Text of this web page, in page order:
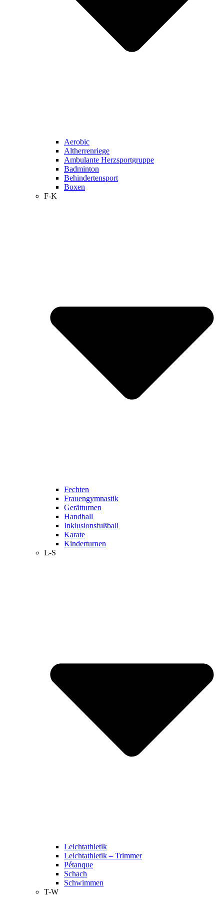
Aerobic
Altherrenriege
Ambulante Herzsportgruppe
Badminton
Behindertensport
Boxen
F-K
Fechten
Frauengymnastik
Gerätturnen
Handball
Inklusionsfußball
Karate
Kinderturnen
L-S
Leichtathletik
Leichtathletik – Trimmer
Pétanque
Schach
Schwimmen
T-W